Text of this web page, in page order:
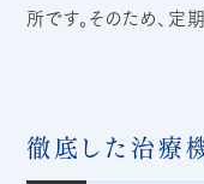
所です。そのため、定
徹底した治療